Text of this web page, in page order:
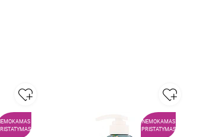
NEMOKAMAS
PRISTATYMAS